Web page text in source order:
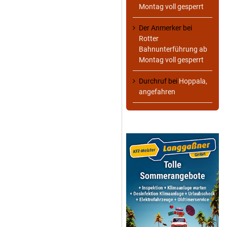
Montag voll gesperrt
Der Anmerker bei
Rotter
Bahnunterführung ab
Montag voll gesperrt
Durchruf bei Hoppala,
angefahren